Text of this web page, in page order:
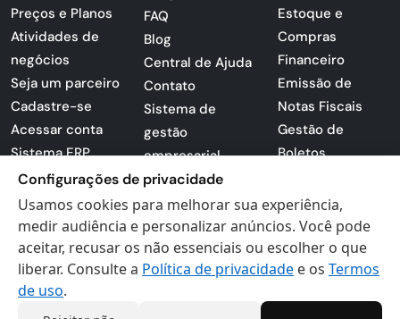
Preços e Planos
Atividades de
negócios
Seja um parceiro
Cadastre-se
Acessar conta
Sistema ERP
Apresentação
PDF
Loja -
Certificados
Digitais
FAQ
Blog
Central de Ajuda
Contato
Sistema de
gestão
empresarial
Sistema para
lojas
Preferências de
cookies
Politica de
Estoque e
Compras
Financeiro
Emissão de
Notas Fiscais
Gestão de
Boletos
Configurações de privacidade
Usamos cookies para melhorar sua experiência,
medir audiência e personalizar anúncios. Você pode
aceitar, recusar os não essenciais ou escolher o que
liberar. Consulte a Política de privacidade e os Termos
de uso.